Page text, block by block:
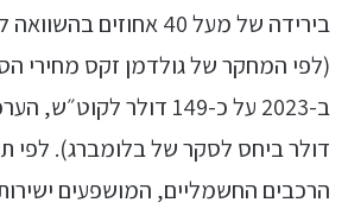
(לפי המחקר של גולדמן זקס מחירי
דולר ביחס לסקר של בלומברג). לפי
הרכבים החשמליים, המושפעים